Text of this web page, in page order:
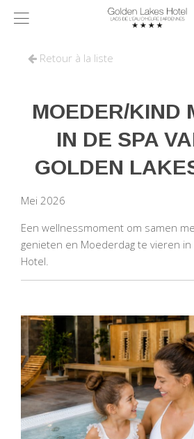
Retour à la liste
MOEDER/KIND
IN DE SPA
GOLDEN
Mei 2026
Een wellnessmoment om samen
genieten en Moederdag te vieren
Hotel.